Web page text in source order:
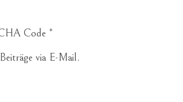
Code *
via E-Mail.